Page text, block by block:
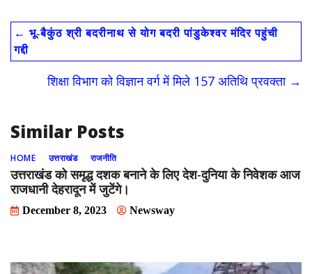
e
b
o
o
to
d
o
n
ai
l
ar
e
← भू-बैकुंठ श्री बदरीनाथ से योग बदरी पांडुकेश्वर मंदिर पहुंची
गद्दी
शिक्षा विभाग को विज्ञान वर्ग में मिले 157 अतिथि प्रवक्ता →
Similar Posts
HOME उत्तराखंड राजनीति
उत्तराखंड को समृद्ध दशक बनाने के लिए देश-दुनिया के निवेशक आज
राजधानी देहरादून में जुटेंगे।
December 8, 2023 Newsway